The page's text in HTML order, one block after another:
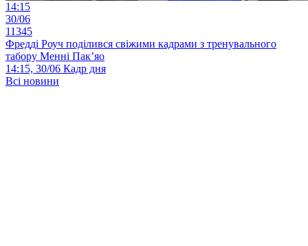
14:15
30/06
11345
Фредді Роуч поділився свіжими кадрами з тренувального
табору Менні Пак’яо
14:15, 30/06 Кадр дня
Всі новини